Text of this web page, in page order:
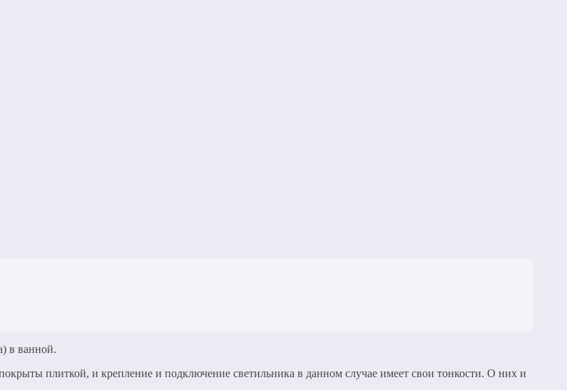
в ванной.
плиткой, и крепление и подключение светильника в данном случае имеет свои тонкости. О них и